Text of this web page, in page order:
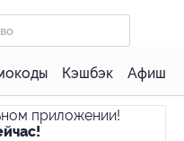
Кэшбэк Афиша
приложении!